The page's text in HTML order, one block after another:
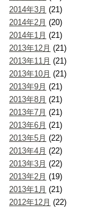
2014年3月 (21)
2014年2月 (20)
2014年1月 (21)
2013年12月 (21)
2013年11月 (21)
2013年10月 (21)
2013年9月 (21)
2013年8月 (21)
2013年7月 (21)
2013年6月 (21)
2013年5月 (22)
2013年4月 (22)
2013年3月 (22)
2013年2月 (19)
2013年1月 (21)
2012年12月 (22)